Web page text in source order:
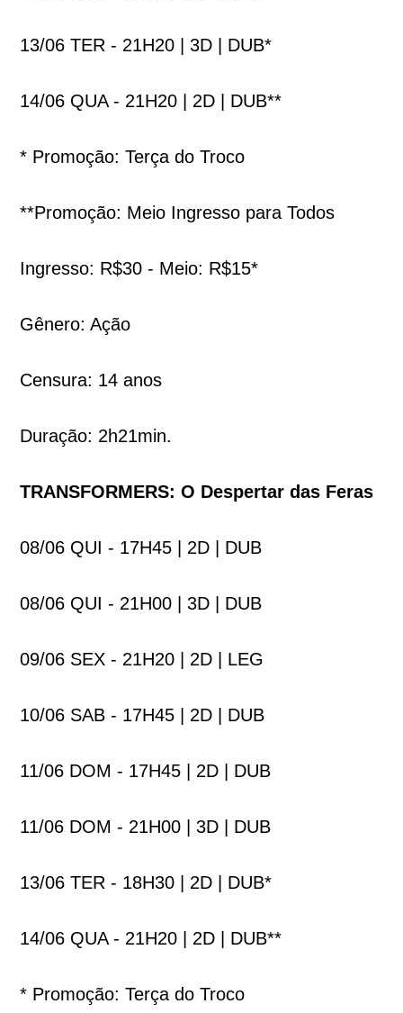
13/06 TER - 21H20 | 3D | DUB*
14/06 QUA - 21H20 | 2D | DUB**
* Promoção: Terça do Troco
**Promoção: Meio Ingresso para Todos
Ingresso: R$30 - Meio: R$15*
Gênero: Ação
Censura: 14 anos
Duração: 2h21min.
TRANSFORMERS: O Despertar das Feras
08/06 QUI - 17H45 | 2D | DUB
08/06 QUI - 21H00 | 3D | DUB
09/06 SEX - 21H20 | 2D | LEG
10/06 SAB - 17H45 | 2D | DUB
11/06 DOM - 17H45 | 2D | DUB
11/06 DOM - 21H00 | 3D | DUB
13/06 TER - 18H30 | 2D | DUB*
14/06 QUA - 21H20 | 2D | DUB**
* Promoção: Terça do Troco